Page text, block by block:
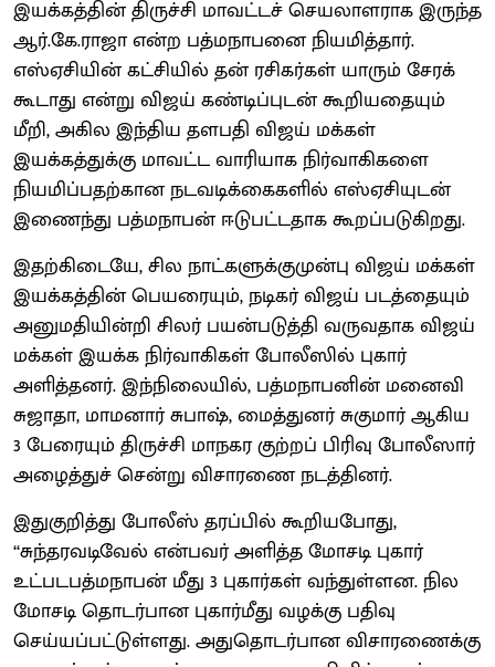
இயக்கத்தின் திருச்சி மாவட்டச் செயலாளராக இருந்த
ஆர்.கே.ராஜா என்ற பத்மநாபனை நியமித்தார்.
எஸ்ஏசியின் கட்சியில் தன் ரசிகர்கள் யாரும் சேரக்
கூடாது என்று விஜய் கண்டிப்புடன் கூறியதையும்
மீறி, அகில இந்திய தளபதி விஜய் மக்கள்
இயக்கத்துக்கு மாவட்ட வாரியாக நிர்வாகிகளை
நியமிப்பதற்கான நடவடிக்கைகளில் எஸ்ஏசியுடன்
இணைந்து பத்மநாபன் ஈடுபட்டதாக கூறப்படுகிறது.
இதற்கிடையே, சில நாட்களுக்குமுன்பு விஜய் மக்கள்
இயக்கத்தின் பெயரையும், நடிகர் விஜய் படத்தையும்
அனுமதியின்றி சிலர் பயன்படுத்தி வருவதாக விஜய்
மக்கள் இயக்க நிர்வாகிகள் போலீஸில் புகார்
அளித்தனர். இந்நிலையில், பத்மநாபனின் மனைவி
சுஜாதா, மாமனார் சுபாஷ், மைத்துனர் சுகுமார் ஆகிய
3 பேரையும் திருச்சி மாநகர குற்றப் பிரிவு போலீஸார்
அழைத்துச் சென்று விசாரணை நடத்தினர்.
இதுகுறித்து போலீஸ் தரப்பில் கூறியபோது,
‘‘சுந்தரவடிவேல் என்பவர் அளித்த மோசடி புகார்
உட்படபத்மநாபன் மீது 3 புகார்கள் வந்துள்ளன. நில
மோசடி தொடர்பான புகார்மீது வழக்கு பதிவு
செய்யப்பட்டுள்ளது. அதுதொடர்பான விசாரணைக்கு